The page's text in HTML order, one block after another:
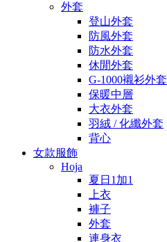
外套
登山外套
防風外套
防水外套
休閒外套
G-1000襯衫外套
保暖中層
大衣外套
羽絨 / 化纖外套
背心
女款服飾
Hoja
夏日1加1
上衣
褲子
外套
連身衣